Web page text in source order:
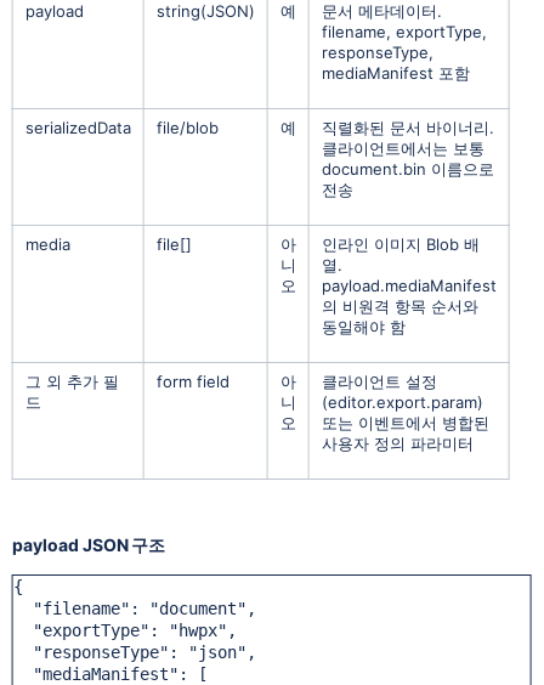
payload string(JSON) 예
문서 메타데이터.
filename, exportType,
responseType,
mediaManifest 포함
serializedData file/blob 예
직렬화된 문서 바이너리.
클라이언트에서는 보통
document.bin 이름으로
전송
media file[]
아
니
오
인라인 이미지 Blob 배
열.
payload.mediaManifest
의 비원격 항목 순서와
동일해야 함
그 외 추가 필
드
form field
아
니
오
클라이언트 설정
(editor.export.param)
또는 이벤트에서 병합된
사용자 정의 파라미터
payload JSON 구조
{
  "filename": "document",
  "exportType": "hwpx",
  "responseType": "json",
  "mediaManifest": [